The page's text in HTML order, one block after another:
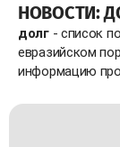
НОВОСТИ:
долг- список
евразийском
информацию про